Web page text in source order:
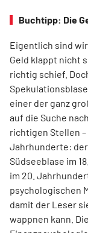
Buchtipp: Die
Eigentlich sind
Geld klappt nicht
richtig schief.
einer der ganz
auf die Suche
richtigen Stellen
Jahrhunderte:
Südseeblase im
im 20.
psychologischen
damit der Leser
wappnen kann.